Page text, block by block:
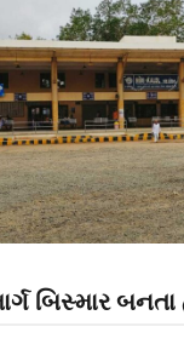
બિસ્માર બનતા